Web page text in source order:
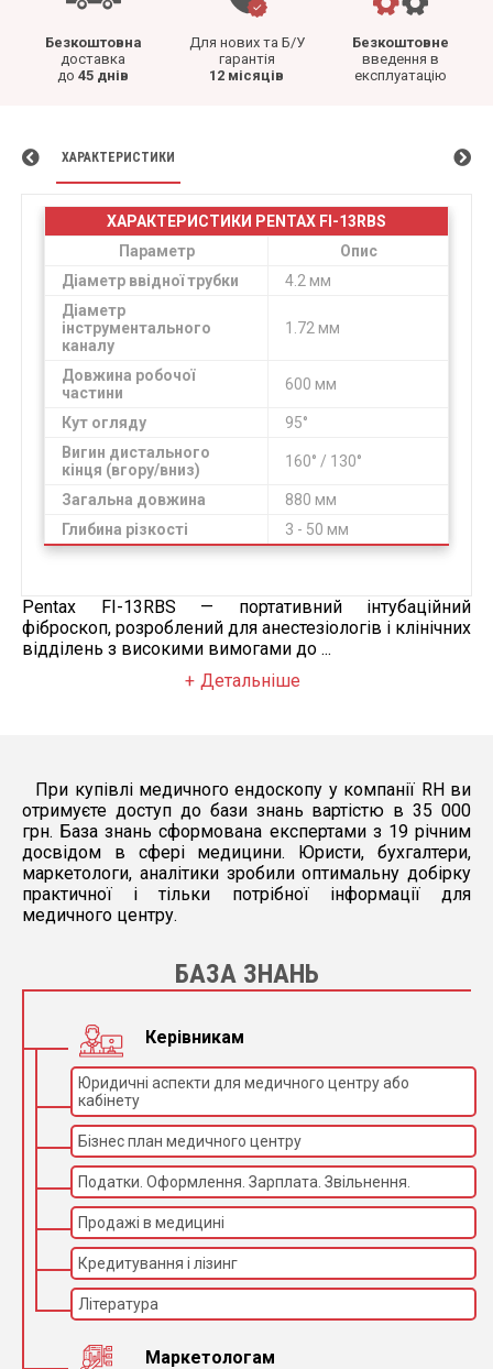
Безкоштовна
доставка
до 45 днів
Для нових та Б/У
гарантія
12 місяців
Безкоштовне
введення в
експлуатацію
ХАРАКТЕРИСТИКИ
ХАРАКТЕРИСТИКИ PENTAX FI-13RBS
Параметр
Опис
Діаметр ввідної трубки
4.2 мм
Діаметр
інструментального
каналу
1.72 мм
Довжина робочої
частини
600 мм
Кут огляду
95°
Вигин дистального
кінця (вгору/вниз)
160° / 130°
Загальна довжина
880 мм
Глибина різкості
3 - 50 мм
Pentax FI-13RBS — портативний інтубаційний
фіброскоп, розроблений для анестезіологів і клінічних
відділень з високими вимогами до ...
Детальніше
При купівлі медичного ендоскопу у компанії RH ви
отримуєте доступ до бази знань вартістю в 35 000
грн. База знань сформована експертами з 19 річним
досвідом в сфері медицини. Юристи, бухгалтери,
маркетологи, аналітики зробили оптимальну добірку
практичної і тільки потрібної інформації для
медичного центру.
БАЗА ЗНАНЬ
Керівникам
Юридичні аспекти для медичного центру або
кабінету
Бізнес план медичного центру
Податки. Оформлення. Зарплата. Звільнення.
Продажі в медицині
Кредитування і лізинг
Література
Маркетологам